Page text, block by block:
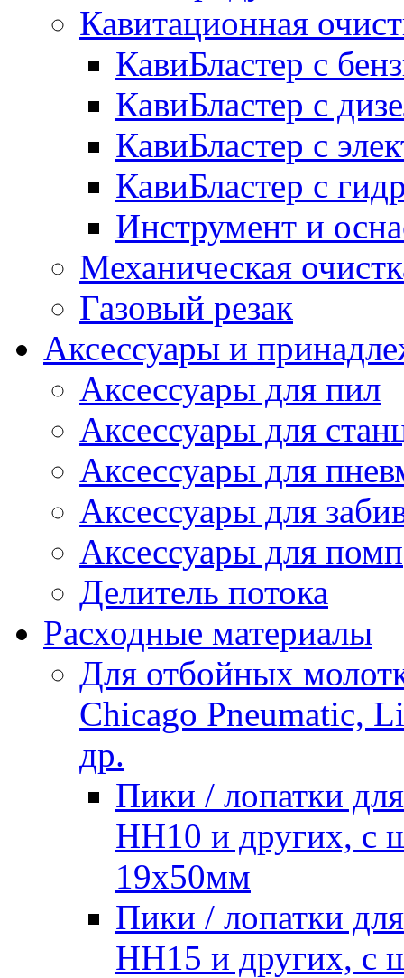
Кавитационная
КавиБластер с
КавиБластер с
КавиБластер с
КавиБластер с
Инструмент и
Механическая
Газовый резак
Аксессуары и
Аксессуары для пил
Аксессуары для
Аксессуары для
Аксессуары для
Аксессуары для помп
Делитель потока
Расходные материалы
Для отбойных
Chicago Pneumatic,
др.
Пики / лопатки
HH10 и других, с
19х50мм
Пики / лопатки
HH15 и других, с